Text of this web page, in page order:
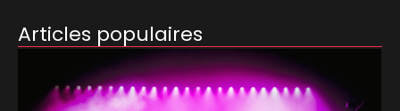
Articles populaires